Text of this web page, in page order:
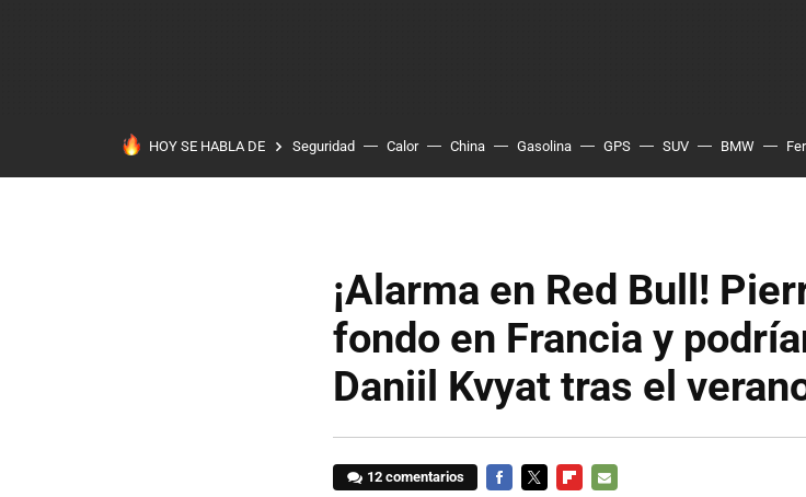
HOY SE HABLA DE Seguridad Calor China Gasolina GPS SUV BMW
¡Alarma en Red Bull!
fondo en Francia y
Daniil Kvyat tras el
12 comentarios